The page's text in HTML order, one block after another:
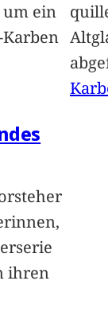
um ein
ihren